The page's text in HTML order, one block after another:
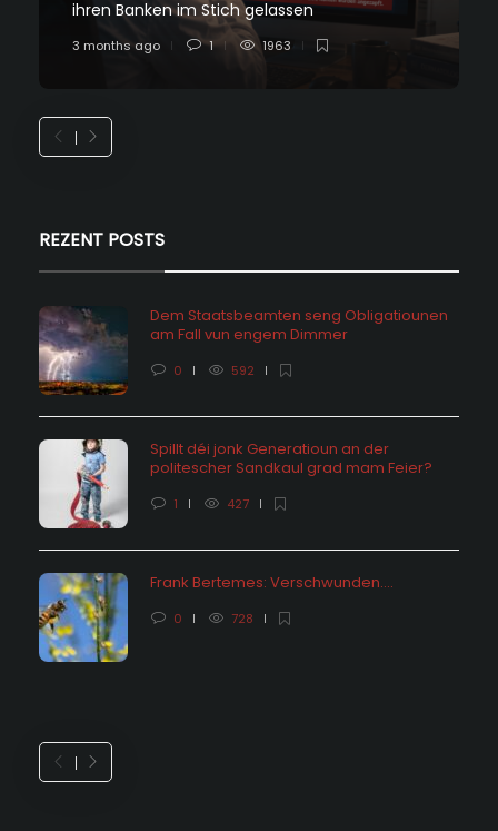
ihren Banken im Stich gelassen
3 months ago 1 1963
REZENT POSTS
Dem Staatsbeamten seng Obligatiounen
am Fall vun engem Dimmer
0 592
Spillt déi jonk Generatioun an der
politescher Sandkaul grad mam Feier?
1 427
Frank Bertemes: Verschwunden….
0 728